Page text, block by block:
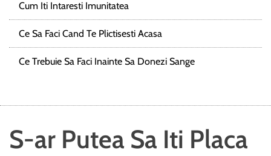
Cum Iti Intaresti Imunitatea
Ce Sa Faci Cand Te Plictisesti Acasa
Ce Trebuie Sa Faci Inainte Sa Donezi Sange
S-ar Putea Sa Iti Placa